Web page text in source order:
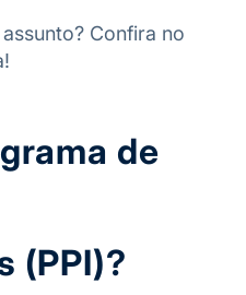
Confira no
de
(PPI)?